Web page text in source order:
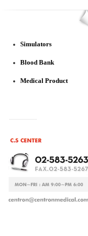
Simulators
Blood Bank
Medical Product